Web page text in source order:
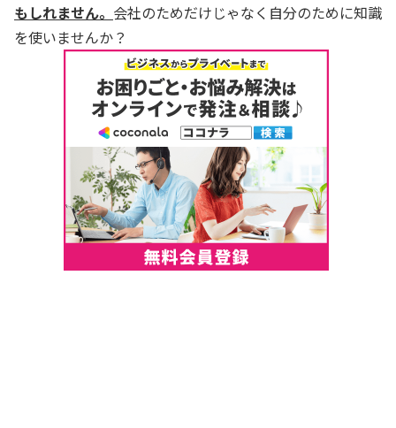
もしれません。 会社のためだけじゃなく自分のために知識
を使いませんか？